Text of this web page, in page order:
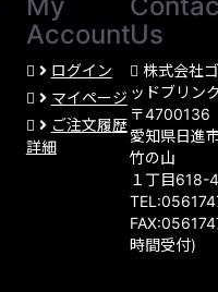
Account
ログイン
マイページ
ご注文履歴
詳細
Us
株式会社
ッドブリン
〒4700136
愛知県日進
竹の山
１丁目618-
時間受付)